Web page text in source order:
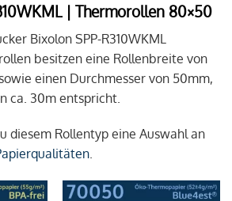
| Thermorollen 80×50
Bixolon SPP-R310WKML
besitzen eine Rollenbreite von
einen Durchmesser von 50mm,
ca. 30m entspricht.
diesem Rollentyp eine Auswahl an
.